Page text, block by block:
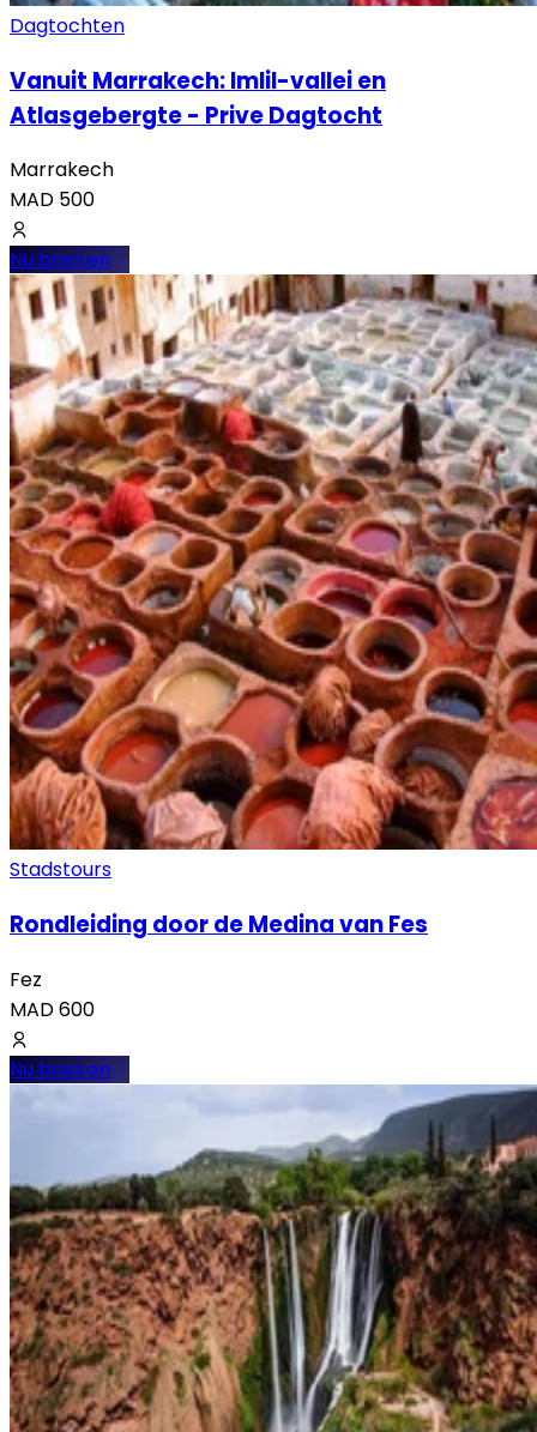
Dagtochten
Vanuit Marrakech: Imlil-vallei en
Atlasgebergte - Prive Dagtocht
Marrakech
MAD 500
Nu boeken
Stadstours
Rondleiding door de Medina van Fes
Fez
MAD600
Nu boeken